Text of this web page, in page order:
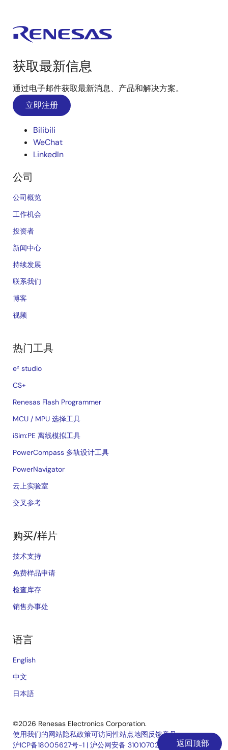
返回顶部
获取最新信息
通过电子邮件获取最新消息、产品和解决方案。
立即注册
Bilibili
WeChat
LinkedIn
公司
公司概览
工作机会
投资者
新闻中心
持续发展
联系我们
博客
视频
热门工具
e² studio
CS+
Renesas Flash Programmer
MCU / MPU 选择工具
iSim:PE 离线模拟工具
PowerCompass 多轨设计工具
PowerNavigator
云上实验室
交叉参考
购买/样片
技术支持
免费样品申请
检查库存
销售办事处
语言
English
中文
日本語
©2026 Renesas Electronics Corporation.
使用我们的网站隐私政策可访问性站点地图反馈意见
沪ICP备18005627号-1 | 沪公网安备 31010702006910号